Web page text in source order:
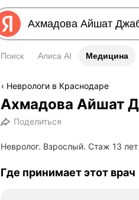
Поиск Алиса AI Медицина
Медицина
Неврологи в Краснодаре
Ахмадова Айшат
Поделиться
Невролог. Взрослый. Стаж 13 лет
Где принимает этот врач